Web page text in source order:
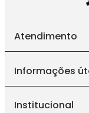
Atendimento
Informações
Institucional